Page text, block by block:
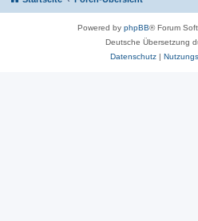
Powered by phpBB® Forum
Deutsche Übersetzung
Datenschutz|